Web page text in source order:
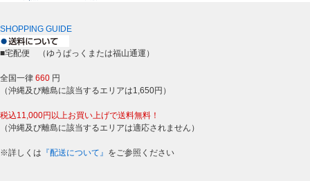
SHOPPING GUIDE
■宅配便 （ゆうぱっくまたは福山通運）
全国一律 660 円
（沖縄及び離島に該当するエリアは1,650円）
税込11,000円以上お買い上げで送料無料！
（沖縄及び離島に該当するエリアは適応されません）
※詳しくは 『配送について』 をご参照ください